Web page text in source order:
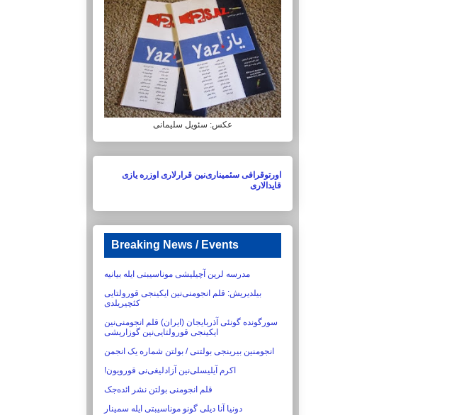
عکس: سئویل سلیمانی
اورتوقرافی سئمیناری‌نین قرارلاری اوزره یازی
قایدالاری
Breaking News / Events
مدرسه لرین آچیلیشی موناسیبتی ایله بیانیه
بیلدیریش:‏ قلم انجومنی‌نین ایکینجی قورولتایی
کئچیریلدی
سورگونده گونئی آذربایجان (ایران) قلم انجومنی‌نین
ایکینجی قورولتایی‌نین گوزاریشی‏
انجومنین بیرینجی بولتنی / بولتن شماره یک انجمن
اکرم آیلیسلی‌نین آزادلیغی‌نی قورویون!‏
قلم انجومنی بولتن نشر ائده‌جک
دونیا آنا دیلی گونو موناسیبتی ایله سمینار